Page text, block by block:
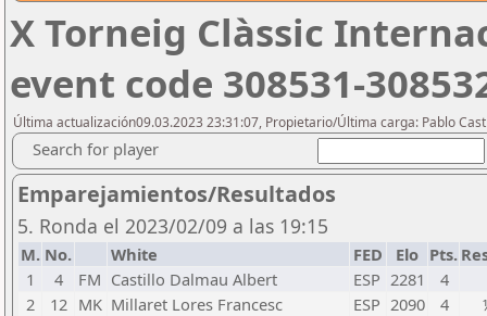
X Torneig Clàssic
event code 308531-
Última actualización09.03.2023 23:31:07, Propietario/Última carga: Pablo
Search for player
Emparejamientos/Resultados
5. Ronda el 2023/02/09 a las 19:15
M. No. White FED Elo Pts.
1
4 FM Castillo Dalmau Albert ESP 2281 4
2
12 MK Millaret Lores Francesc ESP 2090 4